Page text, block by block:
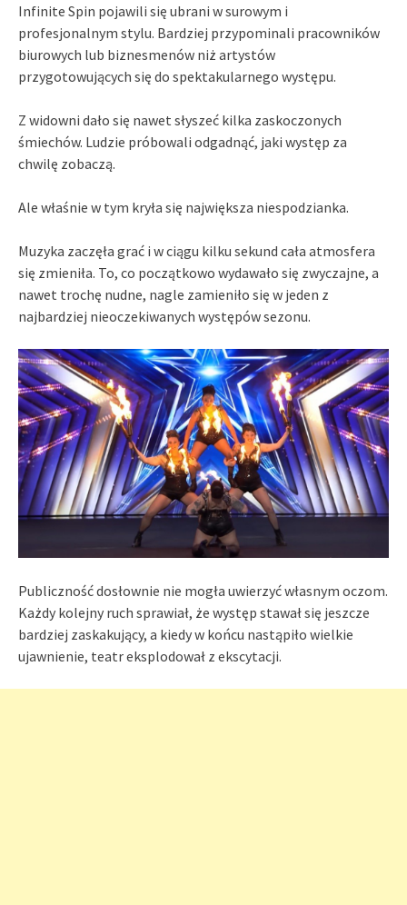
Infinite Spin pojawili się ubrani w surowym i
profesjonalnym stylu. Bardziej przypominali pracowników
biurowych lub biznesmenów niż artystów
przygotowujących się do spektakularnego występu.
Z widowni dało się nawet słyszeć kilka zaskoczonych
śmiechów. Ludzie próbowali odgadnąć, jaki występ za
chwilę zobaczą.
Ale właśnie w tym kryła się największa niespodzianka.
Muzyka zaczęła grać i w ciągu kilku sekund cała atmosfera
się zmieniła. To, co początkowo wydawało się zwyczajne, a
nawet trochę nudne, nagle zamieniło się w jeden z
najbardziej nieoczekiwanych występów sezonu.
Publiczność dosłownie nie mogła uwierzyć własnym oczom.
Każdy kolejny ruch sprawiał, że występ stawał się jeszcze
bardziej zaskakujący, a kiedy w końcu nastąpiło wielkie
ujawnienie, teatr eksplodował z ekscytacji.